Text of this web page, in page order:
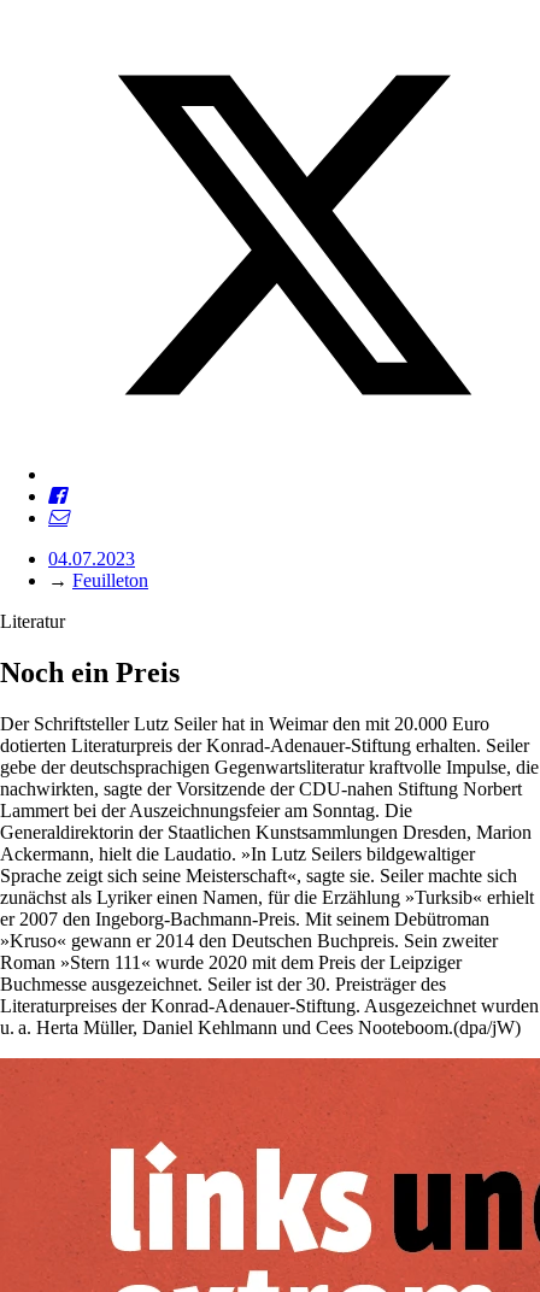
04.07.2023
→ Feuilleton
Literatur
Noch ein Preis
Der Schriftsteller Lutz Seiler hat in Weimar den mit 20.000 Euro
dotierten Literaturpreis der Konrad-Adenauer-Stiftung erhalten. Seiler
gebe der deutschsprachigen Gegenwartsliteratur kraftvolle Impulse, die
nachwirkten, sagte der Vorsitzende der CDU-nahen Stiftung Norbert
Lammert bei der Auszeichnungsfeier am Sonntag. Die
Generaldirektorin der Staatlichen Kunstsammlungen Dresden, Marion
Ackermann, hielt die Laudatio. »In Lutz Seilers bildgewaltiger
Sprache zeigt sich seine Meisterschaft«, sagte sie. Seiler machte sich
zunächst als Lyriker einen Namen, für die Erzählung »Turksib« erhielt
er 2007 den Ingeborg-Bachmann-Preis. Mit seinem Debütroman
»Kruso« gewann er 2014 den Deutschen Buchpreis. Sein zweiter
Roman »Stern 111« wurde 2020 mit dem Preis der Leipziger
Buchmesse ausgezeichnet. Seiler ist der 30. Preisträger des
Literaturpreises der Konrad-Adenauer-Stiftung. Ausgezeichnet wurden
u. a. Herta Müller, Daniel Kehlmann und Cees Nooteboom.(dpa/jW)